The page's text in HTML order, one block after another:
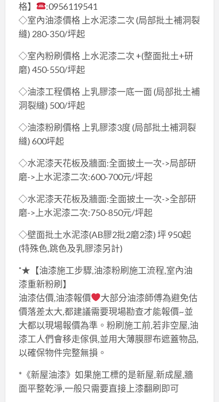
格】
:0956119541
◇室內油漆價格 上水泥漆二次 (局部批土補洞裂
縫) 280-350/坪起
◇室內粉刷價格 上水泥漆二次 +(整面批土+研
磨) 450-550/坪起
◇油漆工程價格 上乳膠漆一底一面 (局部批土補
洞裂縫) 500/坪起
◇油漆粉刷價格 上乳膠漆3度 (局部批土補洞裂
縫) 600坪起
◇水泥漆天花板及牆面:全面披土一次->局部研
磨->上水泥漆二次:600-700元/坪起
◇水泥漆天花板及牆面:全面披土一次->全部研
磨->上水泥漆二次:750-850元/坪起
◇壁面批土水泥漆(AB膠2批2磨2漆) 坪 950起
(特殊色,跳色及乳膠漆另計)
˚★【油漆施工步驟,油漆粉刷施工流程,室內油
漆重新粉刷】
油漆估價,油漆報價
大部分油漆師傅為避免估
價落差太大,都建議需要現場勘查才能報價~並
大都以現場報價為準。粉刷施工前,若非空屋,油
漆工人們會移走傢俱,並用大薄膜膠布遮蓋物品,
以確保物件完整無損。
*《新屋油漆》如果施工標的是新屋,新成屋,牆
面平整乾淨,一般只需要直接上漆翻刷即可